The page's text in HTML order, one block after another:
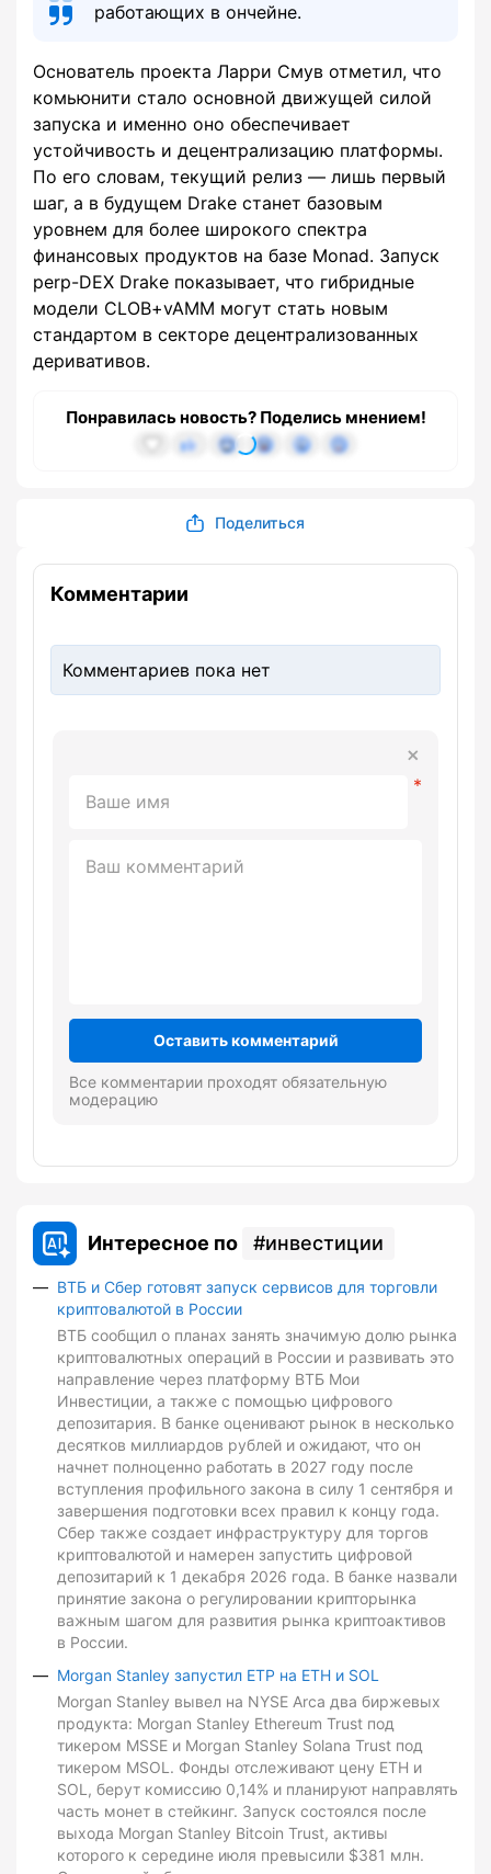
работающих в ончейне.
Основатель проекта Ларри Смув отметил, что
комьюнити стало основной движущей силой
запуска и именно оно обеспечивает
устойчивость и децентрализацию платформы.
По его словам, текущий релиз — лишь первый
шаг, а в будущем Drake станет базовым
уровнем для более широкого спектра
финансовых продуктов на базе Monad. Запуск
perp-DEX Drake показывает, что гибридные
модели CLOB+vAMM могут стать новым
стандартом в секторе децентрализованных
деривативов.
Понравилась новость? Поделись мнением!
Поделиться
Комментарии
Комментариев пока нет
Оставить комментарий
Все комментарии проходят обязательную
модерацию
Интересное по инвестиции
ВТБ и Сбер готовят запуск сервисов для торговли
криптовалютой в России
ВТБ сообщил о планах занять значимую долю рынка
криптовалютных операций в России и развивать это
направление через платформу ВТБ Мои
Инвестиции, а также с помощью цифрового
депозитария. В банке оценивают рынок в несколько
десятков миллиардов рублей и ожидают, что он
начнет полноценно работать в 2027 году после
вступления профильного закона в силу 1 сентября и
завершения подготовки всех правил к концу года.
Сбер также создает инфраструктуру для торгов
криптовалютой и намерен запустить цифровой
депозитарий к 1 декабря 2026 года. В банке назвали
принятие закона о регулировании крипторынка
важным шагом для развития рынка криптоактивов
в России.
Morgan Stanley запустил ETP на ETH и SOL
Morgan Stanley вывел на NYSE Arca два биржевых
продукта: Morgan Stanley Ethereum Trust под
тикером MSSE и Morgan Stanley Solana Trust под
тикером MSOL. Фонды отслеживают цену ETH и
SOL, берут комиссию 0,14% и планируют направлять
часть монет в стейкинг. Запуск состоялся после
выхода Morgan Stanley Bitcoin Trust, активы
которого к середине июля превысили $381 млн.